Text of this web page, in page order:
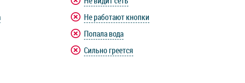
Не работают кнопки
Попала вода
Сильно греется